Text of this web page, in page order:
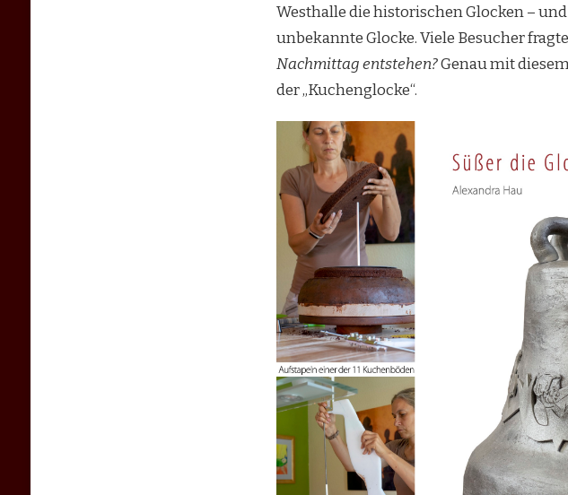
Westhalle die historischen Glocken –
unbekannte Glocke. Viele Besucher
Nachmittag entstehen?Genau mit
der „Kuchenglocke“.